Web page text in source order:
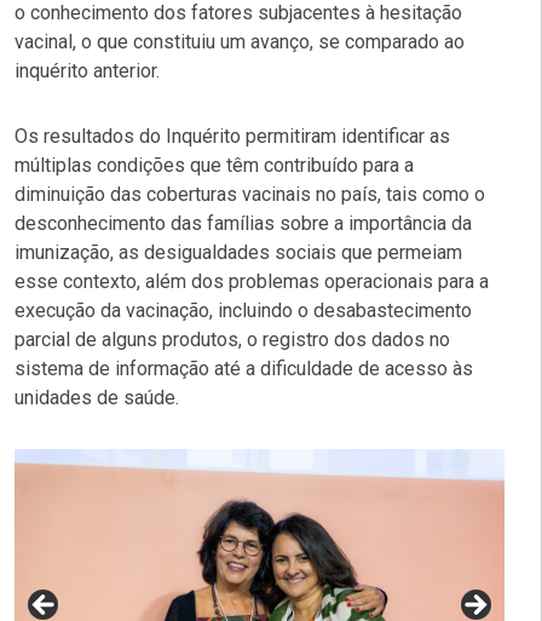
o conhecimento dos fatores subjacentes à hesitação
vacinal, o que constituiu um avanço, se comparado ao
inquérito anterior.
Os resultados do Inquérito permitiram identificar as
múltiplas condições que têm contribuído para a
diminuição das coberturas vacinais no país, tais como o
desconhecimento das famílias sobre a importância da
imunização, as desigualdades sociais que permeiam
esse contexto, além dos problemas operacionais para a
execução da vacinação, incluindo o desabastecimento
parcial de alguns produtos, o registro dos dados no
sistema de informação até a dificuldade de acesso às
unidades de saúde.